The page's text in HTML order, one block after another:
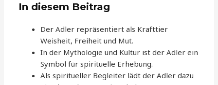
In diesem Beitrag
Der Adler repräsentiert als Krafttier
Weisheit, Freiheit und Mut.
In der Mythologie und Kultur ist der Adler ein
Symbol für spirituelle Erhebung.
Als spiritueller Begleiter lädt der Adler dazu